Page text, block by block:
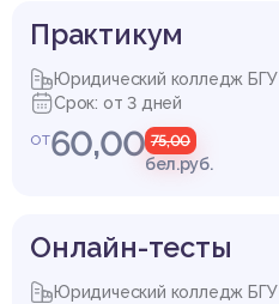
Практикум
Юридический колледж БГУ
Срок: от 3 дней
от60,00 75,00
бел.руб.
Онлайн-тесты
Юридический колледж БГУ